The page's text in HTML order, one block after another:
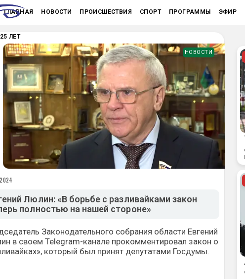
ГЛАВНАЯ НОВОСТИ ПРОИСШЕСТВИЯ СПОРТ ПРОГРАММЫ ЭФИР
25 ЛЕТ
НОВОСТИ
Люлин: «В борьбе с разливайками закон
полностью на нашей стороне»
Законодательного собрания области Евгений
в своем Telegram-канале прокомментировал закон о
который был принят депутатами Госдумы.